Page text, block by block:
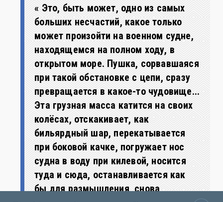
« Это, быть может, одно из самых
больших несчастий, какое только
может произойти на военном судне,
находящемся на полном ходу, в
открытом море. Пушка, сорвавшаяся
при такой обстановке с цепи, сразу
превращается в какое-то чудовище...
Эта грузная масса катится на своих
колёсах, отскакивает, как
бильярдный шар, перекатывается
при боковой качке, погружает нос
судна в воду при килевой, носится
туда и сюда, останавливается как
бы для размышления, снова